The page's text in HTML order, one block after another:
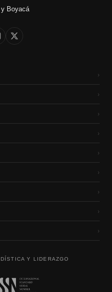
Boyacá
›
›
›
›
›
›
›
›
›
Y LIDERAZGO